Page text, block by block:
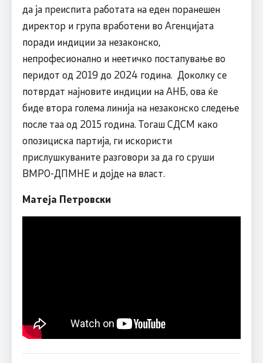
да ја преиспита работата на еден поранешен
директор и група вработени во Агенцијата
поради индиции за незаконско,
непрофесионално и неетичко постапување во
перидот од 2019 до 2024 година. Доколку се
потврдат најновите индиции на АНБ, ова ќе
биде втора голема линија на незаконско следење
после таа од 2015 година. Тогаш СДСМ како
опозициска партија, ги искористи
прислушкуваните разговори за да го сруши
ВМРО-ДПМНЕ и дојде на власт.
Матеја Петровски